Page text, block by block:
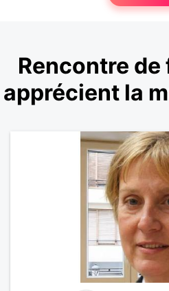
Rencontre de
apprécient la